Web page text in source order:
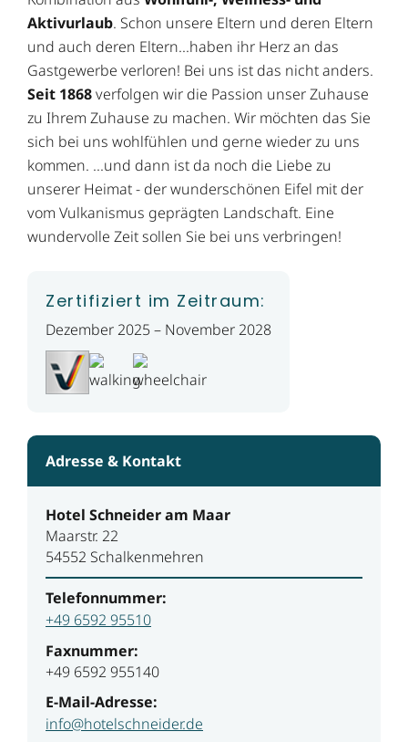
Aktivurlaub. Schon unsere Eltern und deren Eltern
und auch deren Eltern...haben ihr Herz an das
Gastgewerbe verloren! Bei uns ist das nicht anders.
Seit 1868verfolgen wir die Passion unser Zuhause
zu Ihrem Zuhause zu machen. Wir möchten das Sie
sich bei uns wohlfühlen und gerne wieder zu uns
kommen. ...und dann ist da noch die Liebe zu
unserer Heimat - der wunderschönen Eifel mit der
vom Vulkanismus geprägten Landschaft. Eine
wundervolle Zeit sollen Sie bei uns verbringen!
Zertifiziert im Zeitraum:
Dezember 2025 – November 2028
Adresse & Kontakt
Hotel Schneider am Maar
Maarstr. 22
54552 Schalkenmehren
Telefonnummer:
+49 6592 95510
Faxnummer:
+49 6592 955140
E-Mail-Adresse:
info@hotelschneider.de